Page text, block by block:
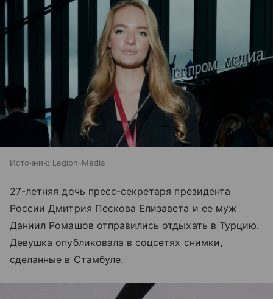
Источник: Legion-Media
27-летняя дочь пресс-секретаря президента
России Дмитрия Пескова Елизавета и ее муж
Даниил Ромашов отправились отдыхать в Турцию.
Девушка опубликовала в соцсетях снимки,
сделанные в Стамбуле.